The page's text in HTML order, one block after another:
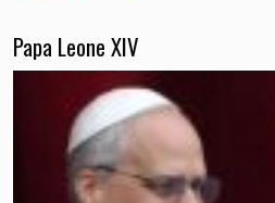
Papa Leone XIV